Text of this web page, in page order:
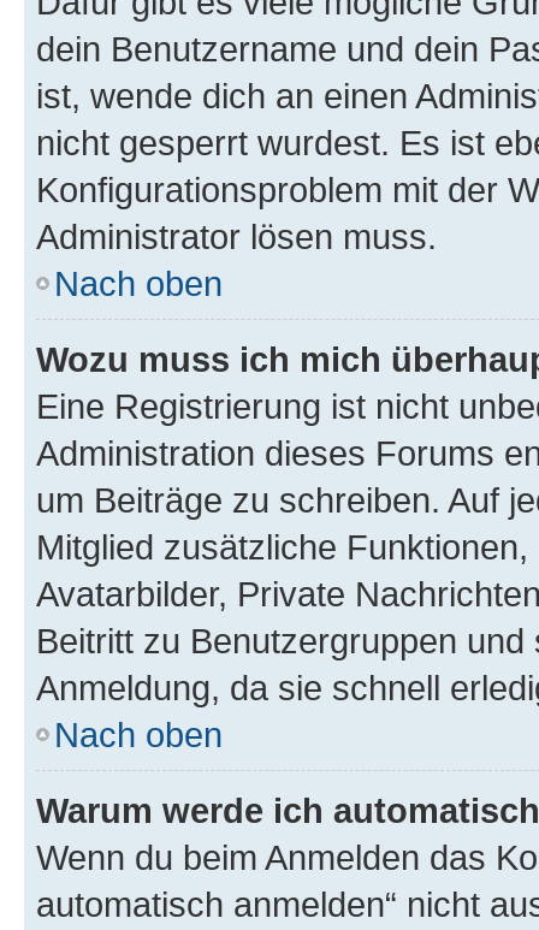
dein Benutzername und dein
ist, wende dich an einen
nicht gesperrt wurdest. Es ist
Konfigurationsproblem mit der
Administrator lösen muss.
Nach oben
Wozu muss ich mich
Eine Registrierung ist nicht
Administration dieses Forums
um Beiträge zu schreiben. Auf
Mitglied zusätzliche
Avatarbilder, Private
Beitritt zu Benutzergruppen
Anmeldung, da sie schnell
Nach oben
Warum werde ich
Wenn du beim Anmelden das
automatisch anmelden“ nicht